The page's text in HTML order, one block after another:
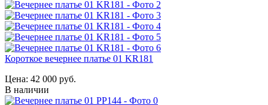
Короткое вечернее платье 01 KR181
Цена: 42 000 руб.
В наличии